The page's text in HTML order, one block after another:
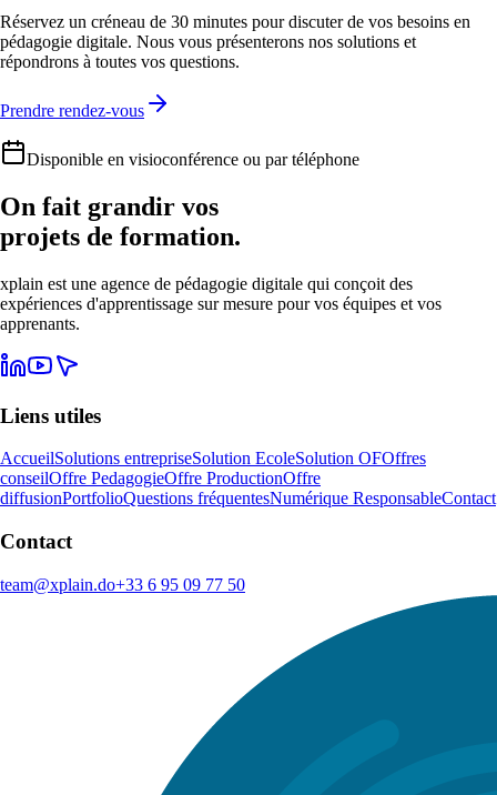
Réservez un créneau de 30 minutes pour discuter de vos besoins en
pédagogie digitale. Nous vous présenterons nos solutions et
répondrons à toutes vos questions.
Prendre rendez-vous
Disponible en visioconférence ou par téléphone
On fait grandir vos
projets de formation.
xplain est une agence de pédagogie digitale qui conçoit des
expériences d'apprentissage sur mesure pour vos équipes et vos
apprenants.
Liens utiles
AccueilSolutions entrepriseSolution EcoleSolution OFOffres
conseilOffre PedagogieOffre ProductionOffre
diffusionPortfolioQuestions fréquentesNumérique ResponsableContact
Contact
team@xplain.do+33 6 95 09 77 50